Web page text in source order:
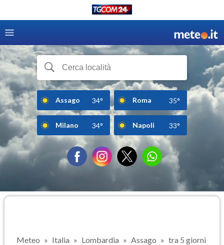
Assago 34° Roma 35°
Milano 34° Napoli 33°
Meteo Italia Lombardia Assago tra 5 giorni